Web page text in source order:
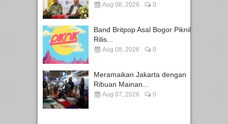
Aug 08, 2026 0
Band Britpop Asal Bogor Piknik
Rilis...
Aug 08, 2026 0
Meramaikan Jakarta dengan
Ribuan Mainan...
Aug 07, 2026 0